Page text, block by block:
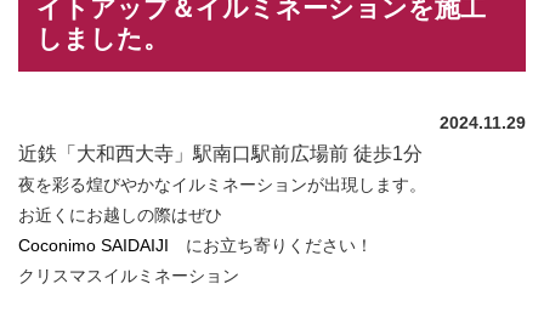
イトアップ＆イルミネーションを施工
しました。
2024.11.29
近鉄「大和西大寺」駅南口駅前広場前 徒歩1分
夜を彩る煌びやかなイルミネーションが出現します。
お近くにお越しの際はぜひ
Coconimo SAIDAIJI にお立ち寄りください！
クリスマスイルミネーション